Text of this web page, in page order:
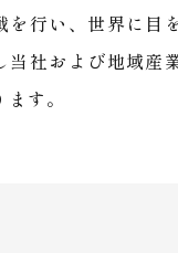
を行い、世界に目
当社および地域産
す。